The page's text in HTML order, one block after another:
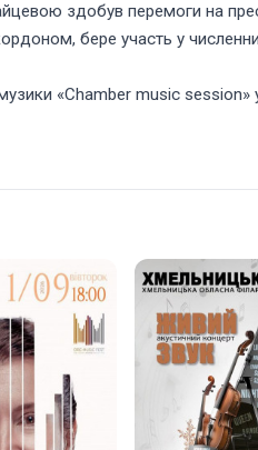
здобув перемоги на
бере участь у
«Chamber music session»